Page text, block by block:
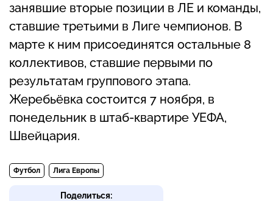
занявшие вторые позиции в ЛЕ и команды,
ставшие третьими в Лиге чемпионов. В
марте к ним присоединятся остальные 8
коллективов, ставшие первыми по
результатам группового этапа.
Жеребьёвка состоится 7 ноября, в
понедельник в штаб-квартире УЕФА,
Швейцария.
Футбол Лига Европы
Поделиться: